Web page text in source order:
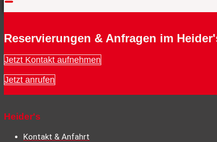
Reservierungen & Anfragen im
Jetzt Kontakt aufnehmen
Jetzt anrufen
Heider's
Kontakt & Anfahrt